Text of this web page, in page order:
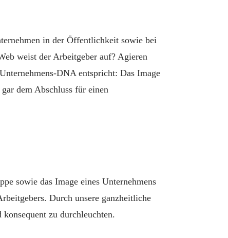
in der Öffentlichkeit sowie bei
weist der Arbeitgeber auf? Agieren
DNA entspricht: Das Image
dem Abschluss für einen
sowie das Image eines Unternehmens
Durch unsere ganzheitliche
zu durchleuchten.